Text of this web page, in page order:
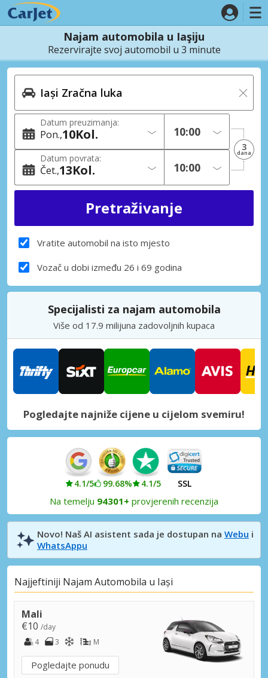
Najam automobila u Iaşiju
Rezervirajte svoj automobil u 3 minute
Datum preuzimanja:
Pon. 10Kol.
Datum povrata:
Čet. 13Kol.
3
dana
Vratite automobil na isto mjesto
Vozač u dobi između 26 i 69 godina
Specijalisti za najam automobila
Više od 17.9 milijuna zadovoljnih kupaca
Pogledajte najniže cijene u cijelom svemiru!
4.1/5 99.68% 4.1/5 SSL
Na temelju 94301+ provjerenih recenzija
Novo! Naš AI asistent sada je dostupan na Webu i
WhatsAppu
Najjeftiniji Najam Automobila u Iași
Mali
€10 /day
4
3 M
Pogledajte ponudu